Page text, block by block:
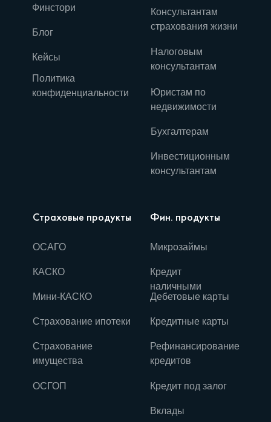
Консультантам
страхования жизни
Налоговым
консультантам
Инвестиционным
консультантам
Бухгалтерам
Юристам по
недвижимости
Рефинансирование
кредитов
Вклады
Кредит под залог
Кредитные карты
Дебетовые карты
Кредит
наличными
Микрозаймы
Фин. продукты
Страхование
имущества
ОСГОП
Страхование ипотеки
Мини-КАСКО
КАСКО
ОСАГО
Страховые продукты
Политика
конфиденциальности
Кейсы
Блог
Финстори